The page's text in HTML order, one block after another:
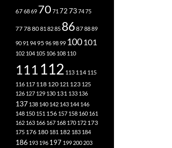
676869 70 71 72737475
77788081 8285 86878889
9091 94 95 969899 100101
102 104 105 106 108 110
111 112 113 114 115
116 117 118 120 121 123 125
126 127 129 130 131 133 136
137 138 140 142 143 144 146
148 150 151 156 157 158 160 161
162 163 166 167 168 170 172 173
175 176 180 181 182 183 184
186 193 196 197 199 200 203